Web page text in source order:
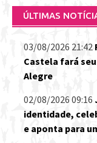
ÚLTIMAS
03/08/2026 21:42
Castela fará
Alegre
02/08/2026 09:16
identidade,
e aponta para